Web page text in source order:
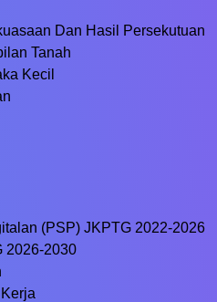
Dan Hasil Persekutuan
Tanah
Kecil
(PSP) JKPTG 2022-2026
2026-2030